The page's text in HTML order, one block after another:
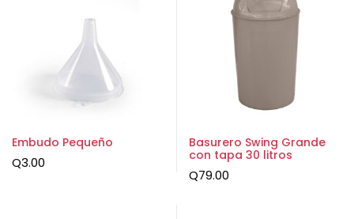
Embudo Pequeño
Q3.00
Basurero Swing Grande
con tapa 30 litros
Q79.00